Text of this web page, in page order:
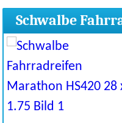
Schwalbe
28 x 1.75